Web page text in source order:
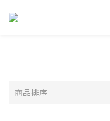
商品排序